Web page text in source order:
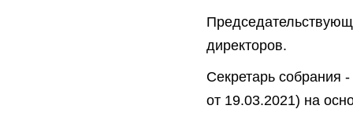
директоров.
Секретарь собрания
от 19.03.2021) на